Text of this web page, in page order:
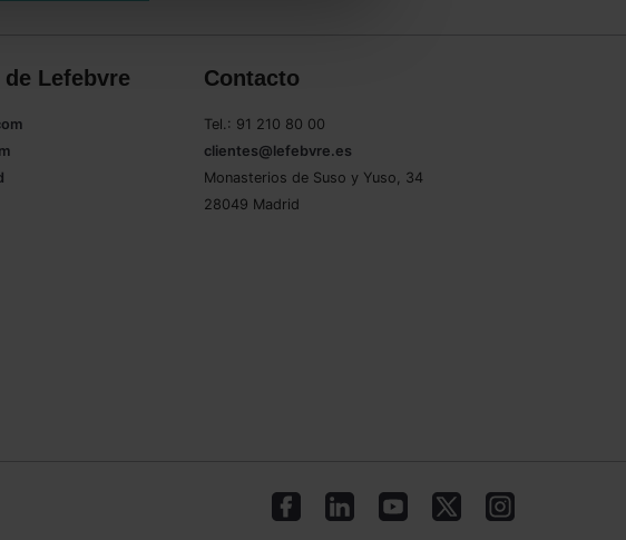
Lefebvre Contacto
Tel.: 91 210 80 00
clientes@lefebvre.es
Monasterios de Suso y Yuso, 34
28049 Madrid